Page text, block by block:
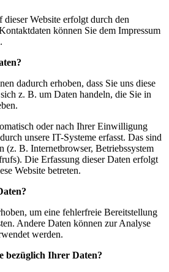
Website erfolgt durch den
können Sie dem Impressum
dadurch erhoben, dass Sie uns diese
z. B. um Daten handeln, die Sie in
oder nach Ihrer Einwilligung
unsere IT-Systeme erfasst. Das sind
(z. B. Internetbrowser, Betriebssystem
Die Erfassung dieser Daten erfolgt
Website betreten.
um eine fehlerfreie Bereitstellung
Andere Daten können zur Analyse
werden.
bezüglich Ihrer Daten?